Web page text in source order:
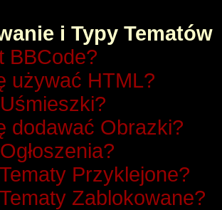
i Typy Tematów
BBCode?
używać HTML?
dodawać Obrazki?
Przyklejone?
Zablokowane?